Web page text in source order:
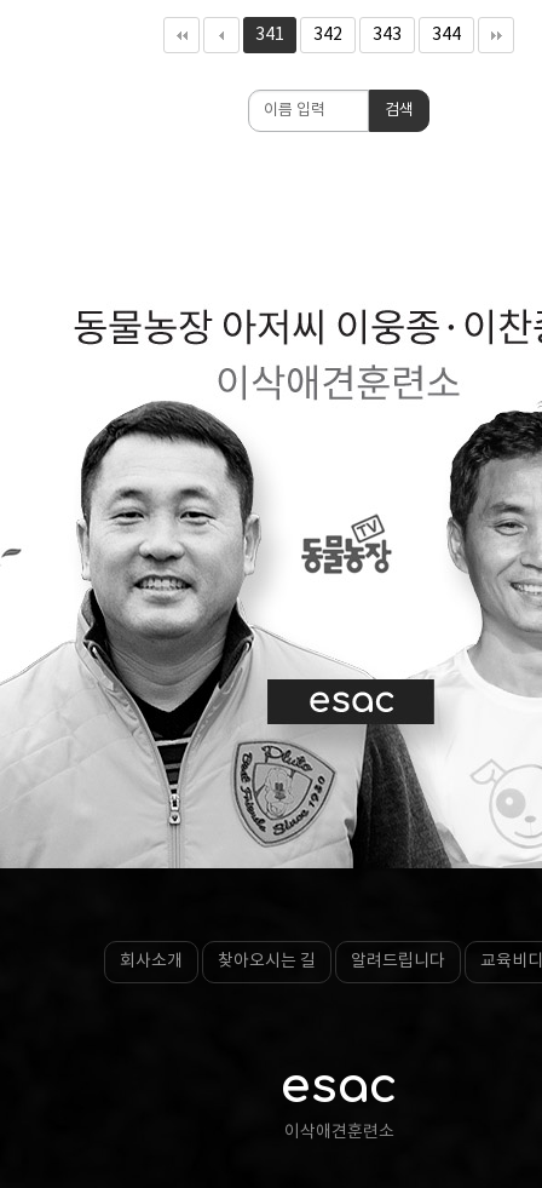
341 342 343 344
색
검색
회사소개 찾아오시는 길 알려드립니다 교육비
esac
이삭애견훈련소